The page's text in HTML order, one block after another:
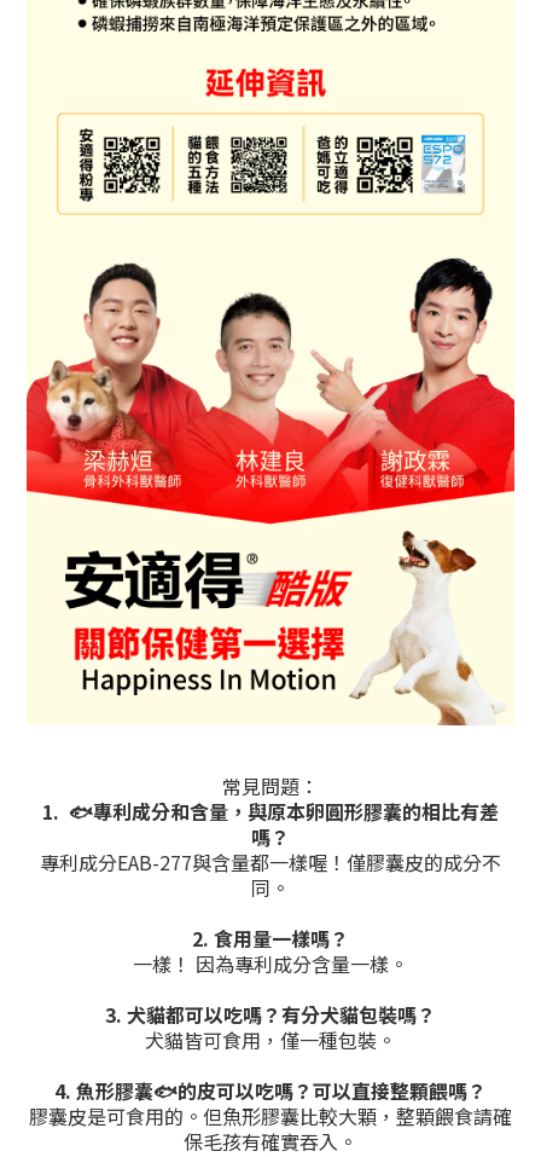
常見問題：
1. 🐟️專利成分和含量，與原本卵圓形膠囊的相比有差
嗎？
專利成分EAB-277與含量都一樣喔！ 僅膠囊皮的成分不
同。
2. 食用量一樣嗎？
一樣！ 因為專利成分含量一樣。
3. 犬貓都可以吃嗎？有分犬貓包裝嗎？
犬貓皆可食用，僅一種包裝。
4. 魚形膠囊🐟️的皮可以吃嗎？可以直接整顆餵嗎？
膠囊皮是可食用的。 但魚形膠囊比較大顆，整顆餵食請確
保毛孩有確實吞入。